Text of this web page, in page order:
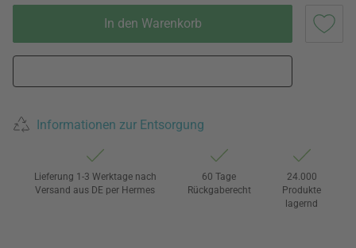
In den Warenkorb
Informationen zur Entsorgung
Lieferung 1-3 Werktage nach
Versand aus DE per Hermes
60 Tage
Rückgaberecht
24.000
Produkte
lagernd